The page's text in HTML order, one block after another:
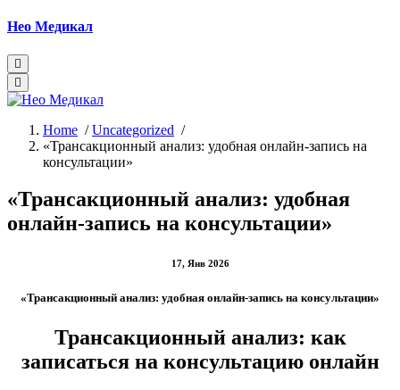
Skip
content
Нео Медикал
Home /Uncategorized /
«Трансакционный анализ: удобная онлайн-запись на
консультации»
«Трансакционный анализ: удобная
онлайн-запись на консультации»
17, Янв 2026
«Трансакционный анализ: удобная онлайн-запись на консультации»
Трансакционный анализ: как
записаться на консультацию онлайн